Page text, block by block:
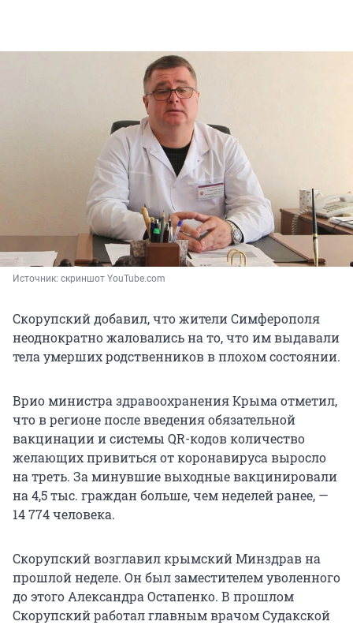
Источник: скриншот YouTube.com
Скорупский добавил, что жители Симферополя
неоднократно жаловались на то, что им выдавали
тела умерших родственников в плохом состоянии.
Врио министра здравоохранения Крыма отметил,
что в регионе после введения обязательной
вакцинации и системы QR-кодов количество
желающих привиться от коронавируса выросло
на треть. За минувшие выходные вакцинировали
на 4,5 тыс. граждан больше, чем неделей ранее, —
14 774 человека.
Скорупский возглавил крымский Минздрав на
прошлой неделе. Он был заместителем уволенного
до этого Александра Остапенко. В прошлом
Скорупский работал главным врачом Судакской